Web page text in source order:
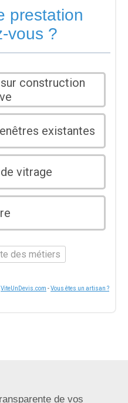
prestation
vous ?
construction
existantes
vitrage
des métiers
ViteUnDevis.com -Vous êtes un artisan ?
de vos